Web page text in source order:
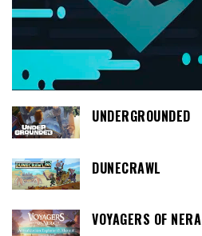
UNDERGROUNDED
DUNECRAWL
VOYAGERS OF NERA